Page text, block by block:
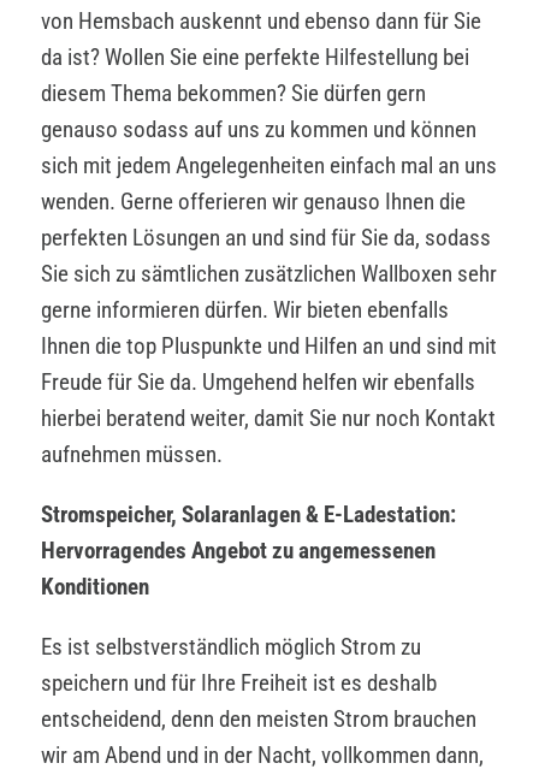
von Hemsbach auskennt und ebenso dann für Sie
da ist? Wollen Sie eine perfekte Hilfestellung bei
diesem Thema bekommen? Sie dürfen gern
genauso sodass auf uns zu kommen und können
sich mit jedem Angelegenheiten einfach mal an uns
wenden. Gerne offerieren wir genauso Ihnen die
perfekten Lösungen an und sind für Sie da, sodass
Sie sich zu sämtlichen zusätzlichen Wallboxen sehr
gerne informieren dürfen. Wir bieten ebenfalls
Ihnen die top Pluspunkte und Hilfen an und sind mit
Freude für Sie da. Umgehend helfen wir ebenfalls
hierbei beratend weiter, damit Sie nur noch Kontakt
aufnehmen müssen.
Stromspeicher, Solaranlagen & E-Ladestation:
Hervorragendes Angebot zu angemessenen
Konditionen
Es ist selbstverständlich möglich Strom zu
speichern und für Ihre Freiheit ist es deshalb
entscheidend, denn den meisten Strom brauchen
wir am Abend und in der Nacht, vollkommen dann,